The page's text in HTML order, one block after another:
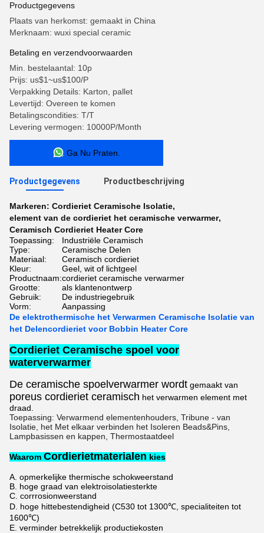
Productgegevens
Plaats van herkomst: gemaakt in China
Merknaam: wuxi special ceramic
Betaling en verzendvoorwaarden
Min. bestelaantal: 10p
Prijs: us$1~us$100/P
Verpakking Details: Karton, pallet
Levertijd: Overeen te komen
Betalingscondities: T/T
Levering vermogen: 10000P/Month
Ga Nu Praten.
Productgegevens Productbeschrijving
Markeren: Cordieriet Ceramische Isolatie,
element van de cordieriet het ceramische verwarmer,
Ceramisch Cordieriet Heater Core
Toepassing:
Industriële Ceramisch
Type:
Ceramische Delen
Materiaal:
Ceramisch cordieriet
Kleur:
Geel, wit of lichtgeel
Productnaam:cordieriet ceramische verwarmer
Grootte:
als klantenontwerp
Gebruik:
De industriegebruik
Vorm:
Aanpassing
De elektrothermische het Verwarmen Ceramische Isolatie van
het Delencordieriet voor Bobbin Heater Core
Cordieriet Ceramische spoel voor
waterverwarmer
De ceramische spoelverwarmer wordt gemaakt van
poreus cordieriet ceramisch het verwarmen element met
draad.
Toepassing: Verwarmend elementenhouders, Tribune - van
Isolatie, het Met elkaar verbinden het Isoleren Beads&Pins,
Lampbasissen en kappen, Thermostaatdeel
Waarom Cordierietmaterialen kies
A. opmerkelijke thermische schokweerstand
B. hoge graad van elektroisolatiesterkte
C. corrrosionweerstand
D. hoge hittebestendigheid (C530 tot 1300℃, specialiteiten tot
1600℃)
E. verminder betrekkelijk productiekosten